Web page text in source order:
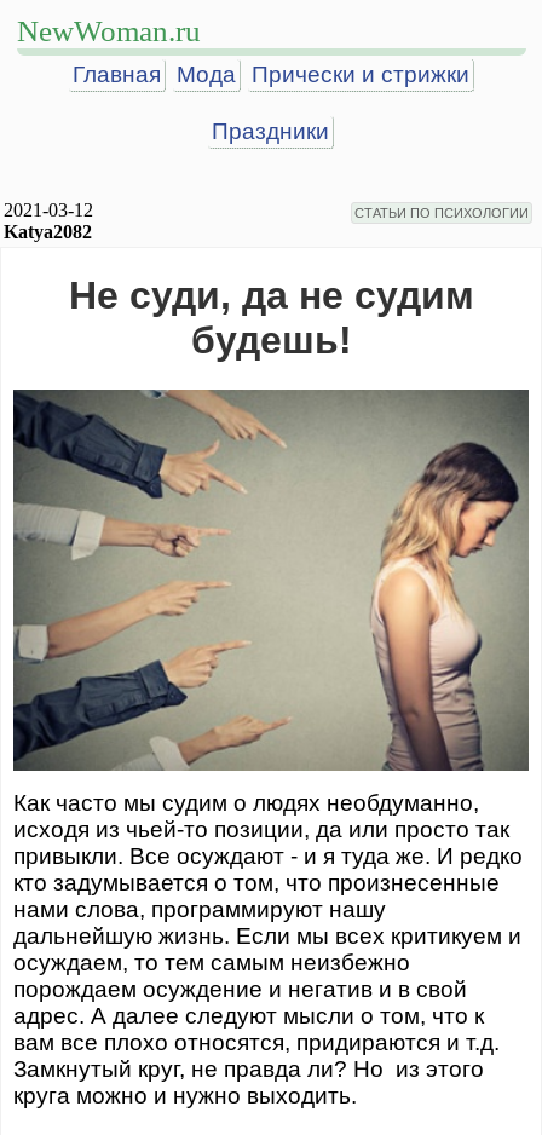
NewWoman.ru
Главная Мода Прически и стрижки
Праздники
2021-03-12
Katya2082
СТАТЬИ ПО ПСИХОЛОГИИ
Не суди, да не судим
будешь!
Как часто мы судим о людях необдуманно,
исходя из чьей-то позиции, да или просто так
привыкли. Все осуждают - и я туда же. И редко
кто задумывается о том, что произнесенные
нами слова, программируют нашу
дальнейшую жизнь. Если мы всех критикуем и
осуждаем, то тем самым неизбежно
порождаем осуждение и негатив и в свой
адрес. А далее следуют мысли о том, что к
вам все плохо относятся, придираются и т.д.
Замкнутый круг, не правда ли? Но из этого
круга можно и нужно выходить.